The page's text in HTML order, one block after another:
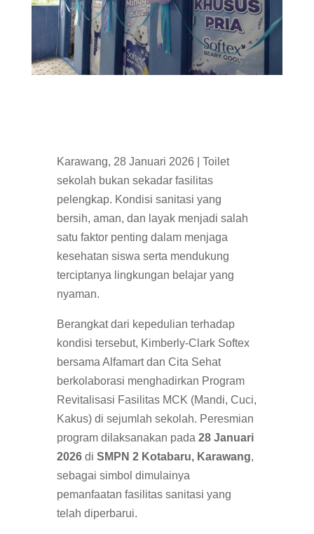
Karawang, 28 Januari 2026 | Toilet
sekolah bukan sekadar fasilitas
pelengkap. Kondisi sanitasi yang
bersih, aman, dan layak menjadi salah
satu faktor penting dalam menjaga
kesehatan siswa serta mendukung
terciptanya lingkungan belajar yang
nyaman.
Berangkat dari kepedulian terhadap
kondisi tersebut, Kimberly-Clark Softex
bersama Alfamart dan Cita Sehat
berkolaborasi menghadirkan Program
Revitalisasi Fasilitas MCK (Mandi, Cuci,
Kakus) di sejumlah sekolah. Peresmian
program dilaksanakan pada 28 Januari
2026di SMPN 2 Kotabaru, Karawang,
sebagai simbol dimulainya
pemanfaatan fasilitas sanitasi yang
telah diperbarui.